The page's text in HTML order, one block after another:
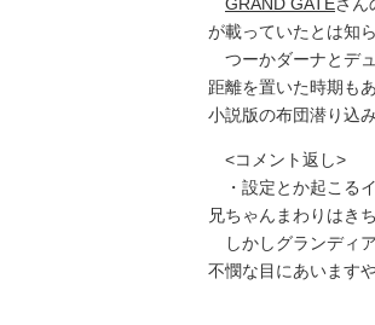
が載っていたとは知
つーかダーナとデ
距離を置いた時期も
小説版の布団潜り込
<コメント返し>
・設定とか起こる
兄ちゃんまわりはき
しかしグランディ
不憫な目にあいます